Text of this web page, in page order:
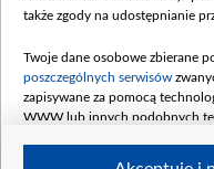
także zgody na udostępnianie
Twoje dane osobowe zbierane
poszczególnych serwisów
zapisywane za pomocą
WWW lub innych podobnych